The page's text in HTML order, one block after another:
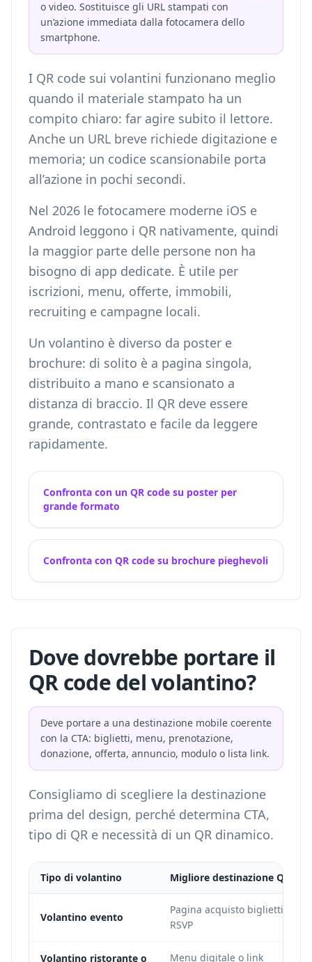
o video. Sostituisce gli URL stampati con
un’azione immediata dalla fotocamera dello
smartphone.
I QR code sui volantini funzionano meglio
quando il materiale stampato ha un
compito chiaro: far agire subito il lettore.
Anche un URL breve richiede digitazione e
memoria; un codice scansionabile porta
all’azione in pochi secondi.
Nel 2026 le fotocamere moderne iOS e
Android leggono i QR nativamente, quindi
la maggior parte delle persone non ha
bisogno di app dedicate. È utile per
iscrizioni, menu, offerte, immobili,
recruiting e campagne locali.
Un volantino è diverso da poster e
brochure: di solito è a pagina singola,
distribuito a mano e scansionato a
distanza di braccio. Il QR deve essere
grande, contrastato e facile da leggere
rapidamente.
Confronta con un QR code su poster per
grande formato
Confronta con QR code su brochure pieghevoli
Dove dovrebbe portare il
QR code del volantino?
Deve portare a una destinazione mobile coerente
con la CTA: biglietti, menu, prenotazione,
donazione, offerta, annuncio, modulo o lista link.
Consigliamo di scegliere la destinazione
prima del design, perché determina CTA,
tipo di QR e necessità di un QR dinamico.
Tipo di volantino Migliore destinazione QR
Volantino evento
Pagina acquisto biglietti o
RSVP
Volantino ristorante o Menu digitale o link